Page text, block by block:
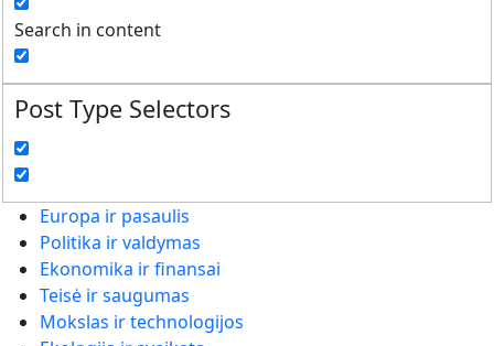
Search in content
Post Type Selectors
Europa ir pasaulis
Politika ir valdymas
Ekonomika ir finansai
Teisė ir saugumas
Mokslas ir technologijos